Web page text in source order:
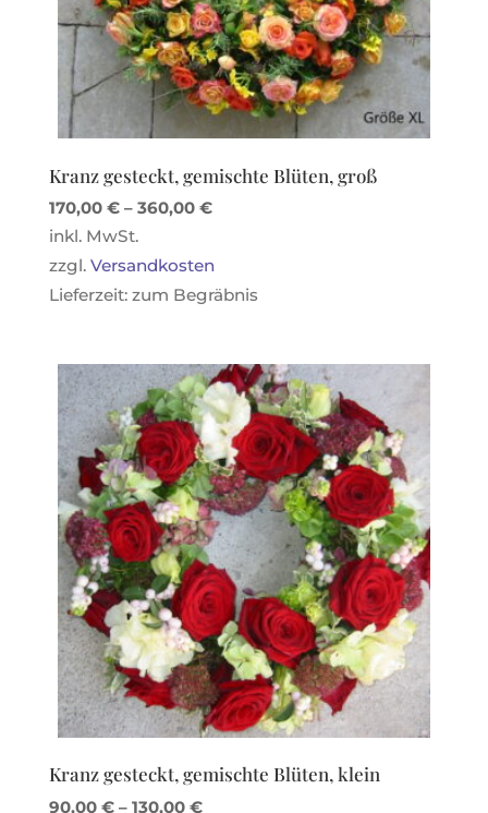
Kranz gesteckt, gemischte Blüten, groß
170,00 €– 360,00 €
inkl. MwSt.
zzgl. Versandkosten
Lieferzeit: zum Begräbnis
Kranz gesteckt, gemischte Blüten, klein
90,00 €– 130,00 €